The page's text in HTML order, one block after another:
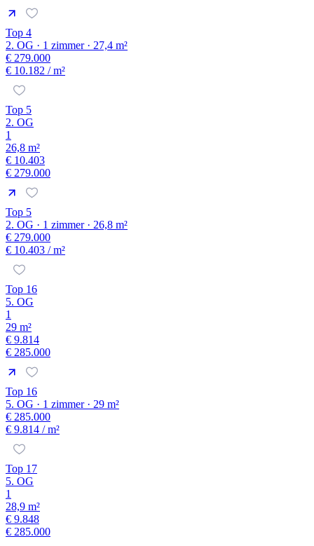
Top 4
2. OG · 1 zimmer · 27,4 m²
€ 279.000
€ 10.182 / m²
Top 5
2. OG
1
26,8 m²
€ 10.403
€ 279.000
Top 5
2. OG · 1 zimmer · 26,8 m²
€ 279.000
€ 10.403 / m²
Top 16
5. OG
1
29 m²
€ 9.814
€ 285.000
Top 16
5. OG · 1 zimmer · 29 m²
€ 285.000
€ 9.814 / m²
Top 17
5. OG
1
28,9 m²
€ 9.848
€ 285.000